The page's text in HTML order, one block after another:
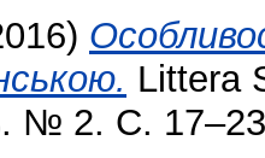
Littera
№ 2. С.